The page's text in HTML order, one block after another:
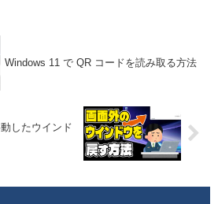
Windows 11 で QR コードを読み取る方法
したウインド